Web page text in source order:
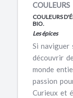
COULEURS
BIO.
Les épices
Si naviguer
découvrir
monde
passion
Curieux et